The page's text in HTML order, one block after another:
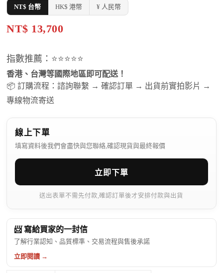
NT$ 台幣 HK$ 港幣 ¥ 人民幣
NT$ 13,700
指數推薦：⭐⭐⭐⭐⭐
香港、台灣等國際地區即可配送！
📦 訂購流程：諮詢聯繫 → 確認訂單 → 出貨前實拍影片 →
專線物流寄送
線上下單
填寫資料後我們會盡快與您聯絡,確認現貨與最終報價
立即下單
送出表單不需先付款,確認訂單後才安排付款與出貨
📨 寫給買家的一封信
了解行業認知、品質標準、交易流程與售後承諾
立即閱讀 →